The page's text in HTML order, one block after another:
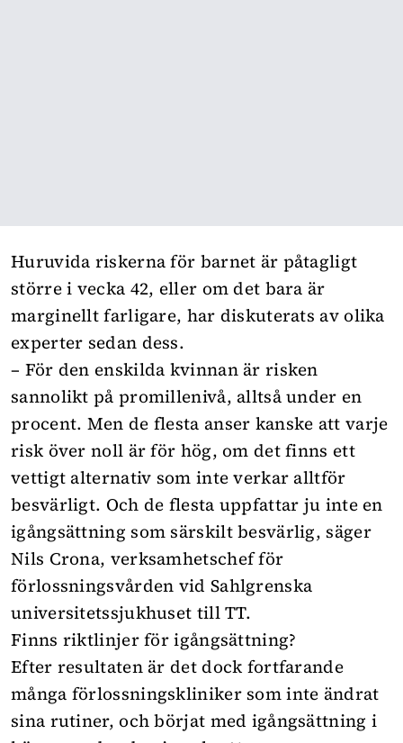
Huruvida riskerna för barnet är påtagligt
större i vecka 42, eller om det bara är
marginellt farligare, har diskuterats av olika
experter sedan dess.
– För den enskilda kvinnan är risken
sannolikt på promillenivå, alltså under en
procent. Men de flesta anser kanske att varje
risk över noll är för hög, om det finns ett
vettigt alternativ som inte verkar alltför
besvärligt. Och de flesta uppfattar ju inte en
igångsättning som särskilt besvärlig, säger
Nils Crona, verksamhetschef för
förlossningsvården vid Sahlgrenska
universitetssjukhuset till TT.
Finns riktlinjer för igångsättning?
Efter resultaten är det dock fortfarande
många förlossningskliniker som inte ändrat
sina rutiner, och börjat med igångsättning i